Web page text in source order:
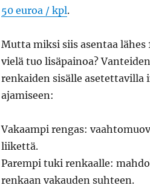
50 euroa / kpl.
Mutta miksi siis asentaa
vielä tuo lisäpainoa?
renkaiden sisälle
ajamiseen:
Vakaampi rengas:
liikettä.
Parempi tuki renkaalle:
renkaan vakauden suhteen.